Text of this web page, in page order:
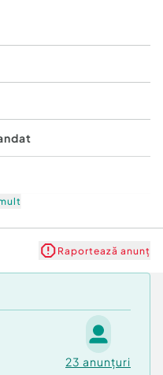
Raportează anunț
23 anunțuri